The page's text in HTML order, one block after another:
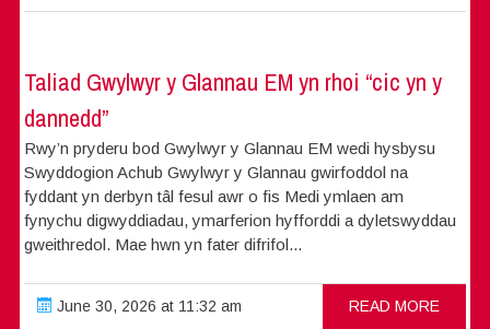
Taliad Gwylwyr y Glannau EM yn rhoi “cic yn y
dannedd”
Rwy’n pryderu bod Gwylwyr y Glannau EM wedi hysbysu
Swyddogion Achub Gwylwyr y Glannau gwirfoddol na
fyddant yn derbyn tâl fesul awr o fis Medi ymlaen am
fynychu digwyddiadau, ymarferion hyfforddi a dyletswyddau
gweithredol. Mae hwn yn fater difrifol...
June 30, 2026 at 11:32 am READ MORE